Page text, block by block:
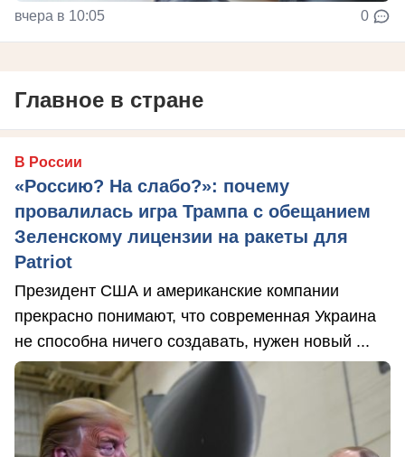
вчера в 10:05 0
Главное в стране
В России
«Россию? На слабо?»: почему
провалилась игра Трампа с обещанием
Зеленскому лицензии на ракеты для
Patriot
Президент США и американские компании
прекрасно понимают, что современная Украина
не способна ничего создавать, нужен новый ...